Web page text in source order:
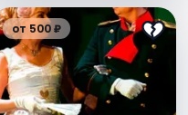
от 500 ₽